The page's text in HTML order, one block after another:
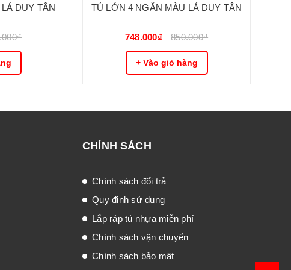
DUY TÂN TỦ LỚN 4 NGĂN MÀU LÁ DUY TÂN
748.000₫ 850.000₫
+ Vào giỏ hàng
CHÍNH SÁCH
Chính sách đổi trả
Quy định sử dụng
Lắp ráp tủ nhựa miễn phí
Chính sách vận chuyển
Chính sách bảo mật